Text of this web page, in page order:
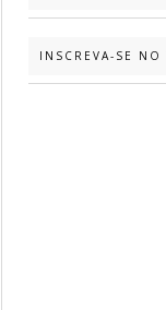
INSCREVA-SE NO